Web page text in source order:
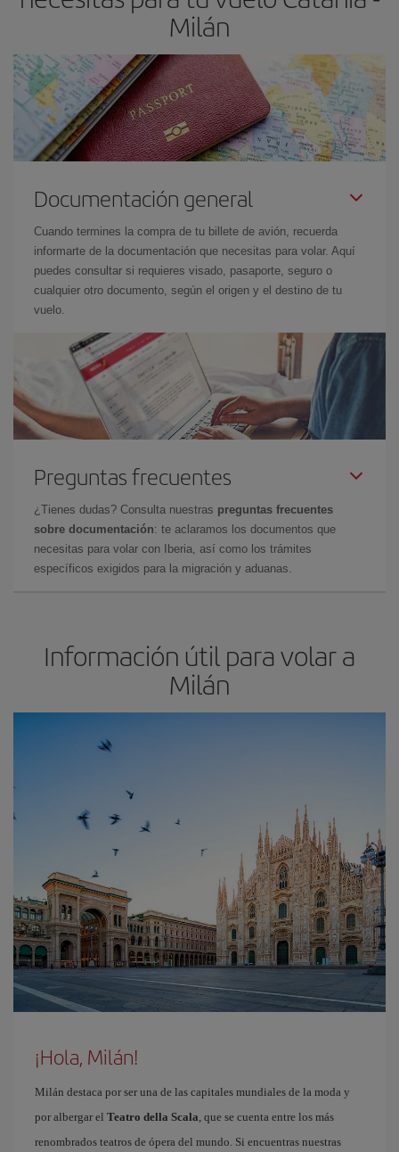
Milán
Documentación general
Cuando termines la compra de tu billete de avión, recuerda
informarte de la documentación que necesitas para volar. Aquí
puedes consultar si requieres visado, pasaporte, seguro o
cualquier otro documento, según el origen y el destino de tu
vuelo.
Preguntas frecuentes
¿Tienes dudas? Consulta nuestras preguntas frecuentes
sobre documentación: te aclaramos los documentos que
necesitas para volar con Iberia, así como los trámites
específicos exigidos para la migración y aduanas.
Información útil para volar a
Milán
¡Hola, Milán!
Milán destaca por ser una de las capitales mundiales de la moda y
por albergar el Teatro della Scala, que se cuenta entre los más
renombrados teatros de ópera del mundo. Si encuentras nuestras